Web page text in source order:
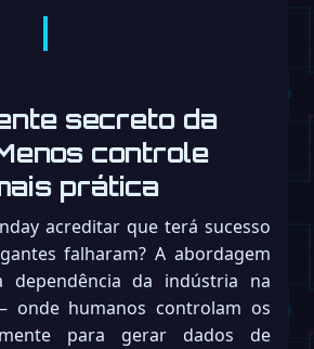
secreto da
controle
prática
acreditar que terá sucesso
falharam? A abordagem
dependência da indústria na
onde humanos controlam os
para gerar dados de